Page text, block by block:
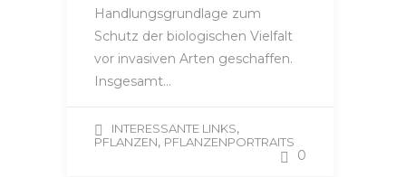
Handlungsgrundlage zum
Schutz der biologischen Vielfalt
vor invasiven Arten geschaffen.
Insgesamt…
INTERESSANTE LINKS,
PFLANZEN, PFLANZENPORTRAITS
0